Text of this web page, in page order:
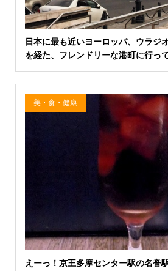
日本に最も近いヨーロッパ、ウラジ
を経た、フレンドリーな港町に行っ
美・食・健康
えーっ！京王多摩センター駅の名誉